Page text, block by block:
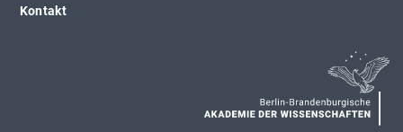
Kontakt